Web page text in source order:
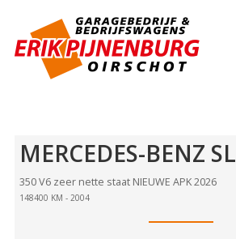
MERCEDES-BENZ SL
350 V6 zeer nette staat NIEUWE APK 2026
148400 KM - 2004